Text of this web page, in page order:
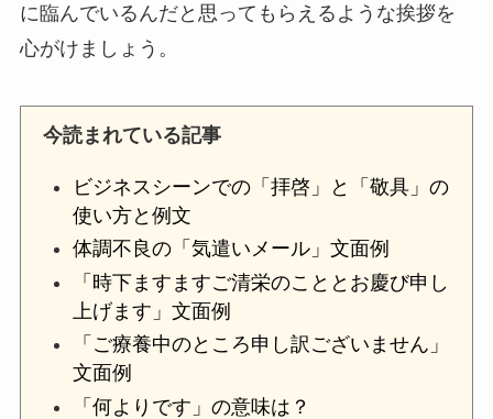
に臨んでいるんだと思ってもらえるような挨拶を
心がけましょう。
今読まれている記事
ビジネスシーンでの「拝啓」と「敬具」の
使い方と例文
体調不良の「気遣いメール」文面例
「時下ますますご清栄のこととお慶び申し
上げます」文面例
「ご療養中のところ申し訳ございません」
文面例
「何よりです」の意味は？